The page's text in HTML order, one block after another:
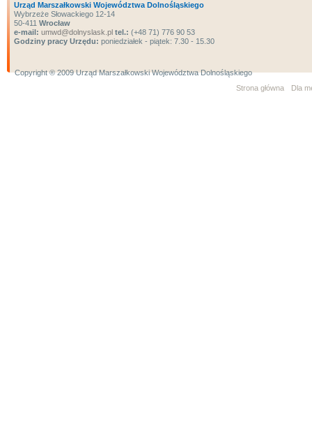
Urząd Marszałkowski Województwa Dolnośląskiego
Wybrzeże Słowackiego 12-14
50-411 Wrocław
e-mail: umwd@dolnyslask.pl tel.: (+48 71) 776 90 53
Godziny pracy Urzędu: poniedziałek - piątek: 7.30 - 15.30
Copyright ® 2009 Urząd Marszałkowski Województwa Dolnośląskiego
Strona główna
Dla